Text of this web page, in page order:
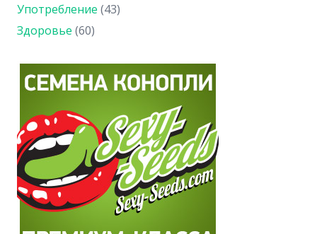
Употребление (43)
Здоровье (60)